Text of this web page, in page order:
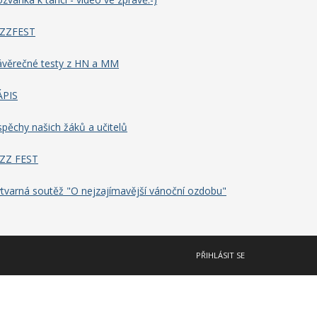
testy z HN a MM
našich žáků a učitelů
FEST
soutěž "O nejzajímavější vánoční ozdobu"
PŘIHLÁSIT SE